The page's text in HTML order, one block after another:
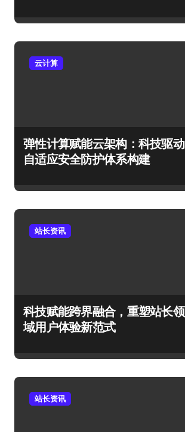
云计算
弹性计算赋能云架构：科技驱动
自适应安全防护体系构建
站长资讯
科技赋能跨界融合，重塑站长领
域用户体验新范式
站长资讯